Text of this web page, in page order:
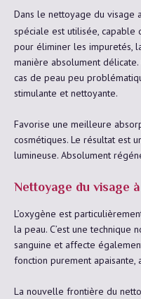
Dans le nettoyage du visage
spéciale est utilisée, capable
pour éliminer les impuretés,
manière absolument
cas de peau peu
stimulante et nettoyante.
Favorise une meilleure
cosmétiques. Le résultat est
lumineuse. Absolument
Nettoyage du visage
L’oxygène est
la peau. C’est une technique
sanguine et affecte
fonction purement apaisante,
La nouvelle frontière du